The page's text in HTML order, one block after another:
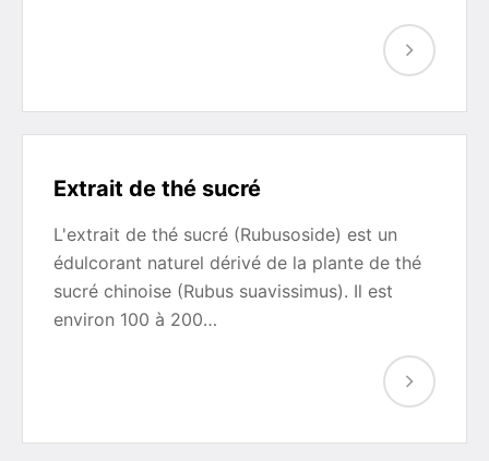
Extrait de thé sucré
L'extrait de thé sucré (Rubusoside) est un
édulcorant naturel dérivé de la plante de thé
sucré chinoise (Rubus suavissimus). Il est
environ 100 à 200…